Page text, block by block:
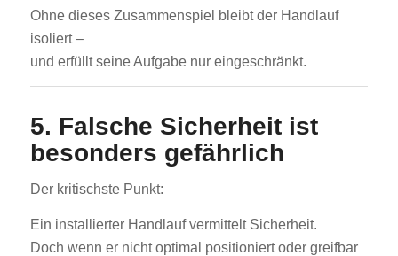
Ohne dieses Zusammenspiel bleibt der Handlauf
isoliert –
und erfüllt seine Aufgabe nur eingeschränkt.
5. Falsche Sicherheit ist
besonders gefährlich
Der kritischste Punkt:
Ein installierter Handlauf vermittelt Sicherheit.
Doch wenn er nicht optimal positioniert oder greifbar